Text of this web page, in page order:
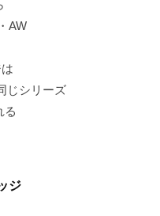
AW
じシリーズ
る
ジ